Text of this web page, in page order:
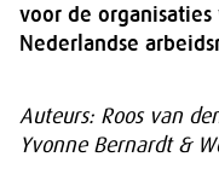
voor de
Nederlandse
Auteurs: Roos van
Yvonne Bernardt &